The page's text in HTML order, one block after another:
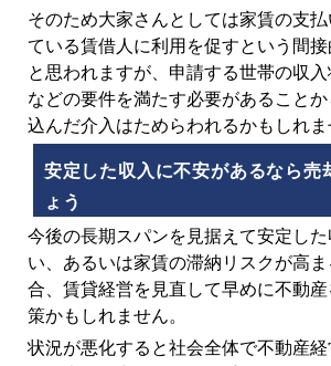
そのため大家さんとしては家賃の支
ている賃借人に利用を促すという間
と思われますが、申請する世帯の収
などの要件を満たす必要があること
込んだ介入はためらわれるかもしれま
安定した収入に不安があるなら売
ょう
今後の長期スパンを見据えて安定し
い、あるいは家賃の滞納リスクが高
合、賃貸経営を見直して早めに不動
策かもしれません。
状況が悪化すると社会全体で不動産